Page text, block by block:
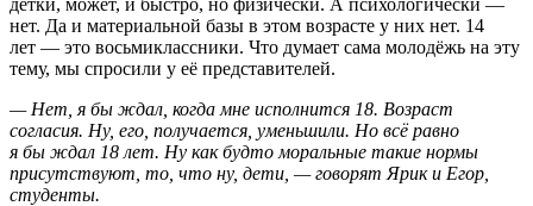
нет. Да и материальной базы в этом возрасте у них нет. 14
лет — это восьмиклассники. Что думает сама молодёжь на эту
тему, мы спросили у её представителей.
— Нет, я бы ждал, когда мне исполнится 18. Возраст
согласия. Ну, его, получается, уменьшили. Но всё равно
я бы ждал 18 лет. Ну как будто моральные такие нормы
присутствуют, то, что ну, дети, — говорят Ярик и Егор,
студенты.